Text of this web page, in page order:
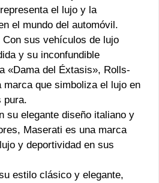
el lujo y la
el mundo del automóvil.
Con sus vehículos de lujo
y su inconfundible
«Dama del Éxtasis», Rolls-
marca que simboliza el lujo en
pura.
su elegante diseño italiano y
Maserati es una marca
y deportividad en sus
estilo clásico y elegante,